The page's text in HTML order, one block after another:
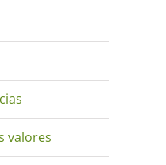
valores